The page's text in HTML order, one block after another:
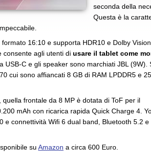
seconda della
Questa è la
16:10 e supporta HDR10 e Dolby
consente agli utenti di usare il tablet come
USB-C e gli speaker sono marchiati JBL (9W).
cui sono affiancati 8 GB di RAM LPDDR5 e
frontale da 8 MP è dotata di ToF per il
mAh con ricarica rapida Quick Charge 4.
e connettività Wifi 6 dual band, Bluetooth 5.2 e
su Amazon a circa 600 Euro.